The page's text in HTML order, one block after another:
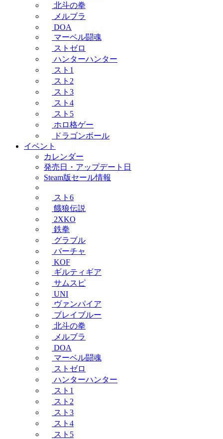
北斗の拳
メルブラ
DOA
マーベル闘魂
ストゼロ
ハンターハンター
スト1
スト2
スト3
スト4
スト5
ホロ格ゲー
ドラゴンボール
イベント
カレンダー
発売日・アップデート日
Steam版セール情報
スト6
餓狼伝説
2XKO
鉄拳
グラブル
バーチャ
KOF
ギルティギア
サムスピ
UNI
ヴァンパイア
ブレイブルー
北斗の拳
メルブラ
DOA
マーベル闘魂
ストゼロ
ハンターハンター
スト1
スト2
スト3
スト4
スト5